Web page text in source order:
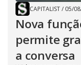
CAPITALIST/ 05/
Nova
permite
a conversa